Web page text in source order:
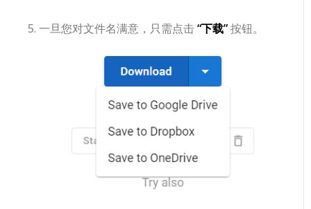
一旦您对文件名满意，只需点击“下载”按钮。